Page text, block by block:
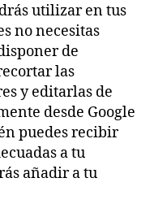
utilizar en tus
no necesitas
de
las
y editarlas de
desde Google
puedes recibir
a tu
añadir a tu